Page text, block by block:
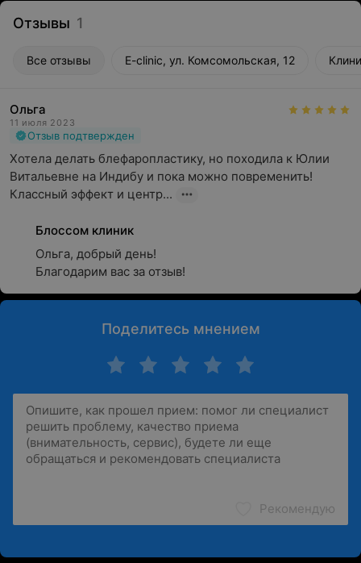
Отзывы 1
Все отзывы E-clinic, ул. Комсомольская, 12
Ольга
11 июля 2023
Отзыв подтвержден
Хотела делать блефаропластику, но походила к Юлии
Витальевне на Индибу и пока можно повременить!
Классный эффект и центр...
Блоссом клиник
Ольга, добрый день!
Благодарим вас за отзыв!
Поделитесь мнением
Рекомендую